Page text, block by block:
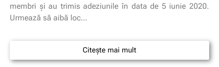
membri și au trimis adeziunile în data de 5 iunie 2020.
Urmează să aibă loc…
Citește mai mult